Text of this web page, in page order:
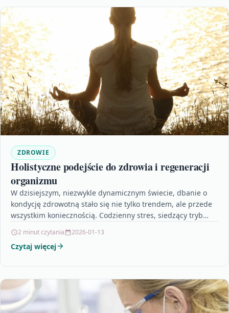
ZDROWIE
Holistyczne podejście do zdrowia i regeneracji
organizmu
W dzisiejszym, niezwykle dynamicznym świecie, dbanie o
kondycję zdrowotną stało się nie tylko trendem, ale przede
wszystkim koniecznością. Codzienny stres, siedzący tryb
2 minut czytania 2026-01-13
Czytaj więcej